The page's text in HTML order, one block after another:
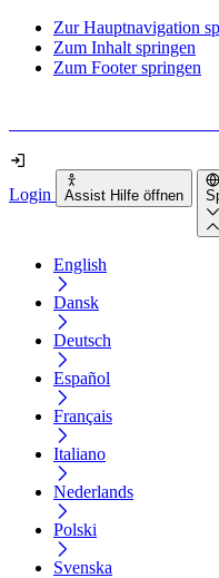
Zur Hauptnavigation
Zum Inhalt springen
Zum Footer springen
Login Assist Hilfe öffnen
English
Dansk
Deutsch
Español
Français
Italiano
Nederlands
Polski
Svenska